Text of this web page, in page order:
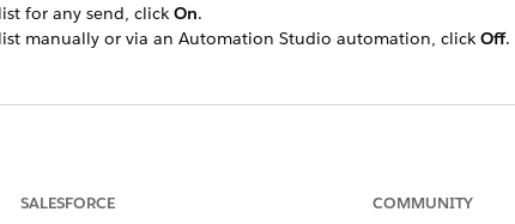
for any send, click On.
manually or via an Automation Studio automation, click Off.
DITT PROBLEM?
SALESFORCE COMMUNITY